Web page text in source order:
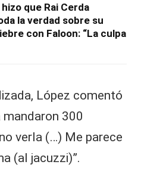
que Rai Cerda
la verdad sobre su
con Faloon: “La culpa
López comentó
mandaron 300
verla (…) Me parece
(al jacuzzi)”.